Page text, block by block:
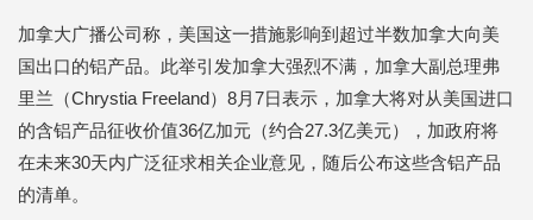
加拿大广播公司称，美国这一措施影响到超过半数加拿大向美
国出口的铝产品。此举引发加拿大强烈不满，加拿大副总理弗
里兰（Chrystia Freeland）8月7日表示，加拿大将对从美国进口
的含铝产品征收价值36亿加元（约合27.3亿美元），加政府将
在未来30天内广泛征求相关企业意见，随后公布这些含铝产品
的清单。